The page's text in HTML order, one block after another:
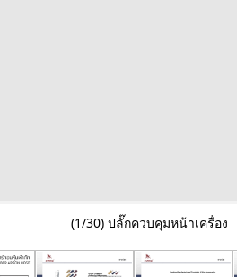
(1/30) ปลั๊กควบคุมหน้าเครื่อง